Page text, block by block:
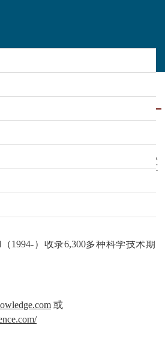
科学引文索引)
01
设置
索引）网络版，是美国ISI（科学情
环境下的数据库新产品，Science
（1994-）收录6,300多种科学技术期
或